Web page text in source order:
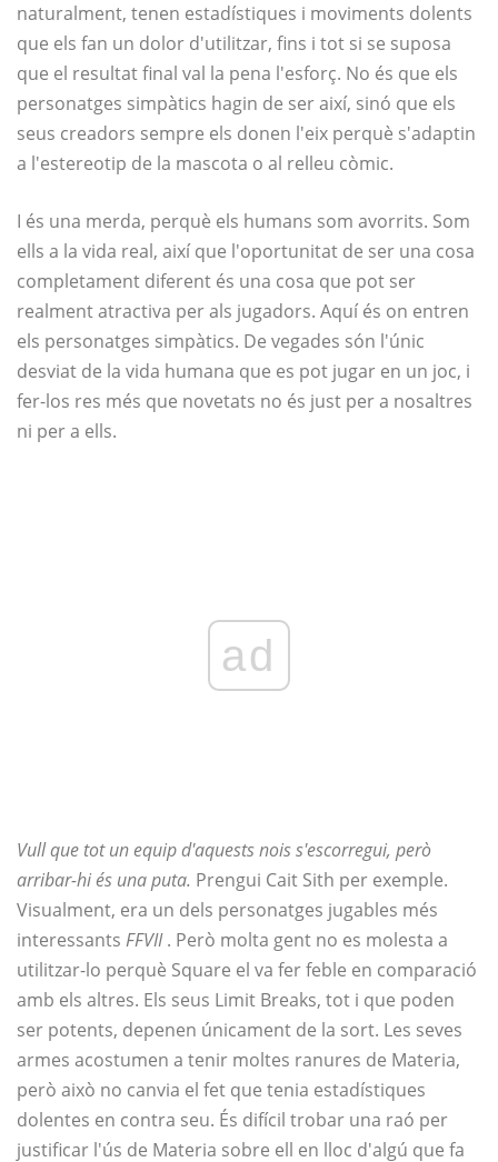
naturalment, tenen estadístiques i moviments dolents
que els fan un dolor d'utilitzar, fins i tot si se suposa
que el resultat final val la pena l'esforç. No és que els
personatges simpàtics hagin de ser així, sinó que els
seus creadors sempre els donen l'eix perquè s'adaptin
a l'estereotip de la mascota o al relleu còmic.
I és una merda, perquè els humans som avorrits. Som
ells a la vida real, així que l'oportunitat de ser una cosa
completament diferent és una cosa que pot ser
realment atractiva per als jugadors. Aquí és on entren
els personatges simpàtics. De vegades són l'únic
desviat de la vida humana que es pot jugar en un joc, i
fer-los res més que novetats no és just per a nosaltres
ni per a ells.
ad
Vull que tot un equip d'aquests nois s'escorregui, però
arribar-hi és una puta. Prengui Cait Sith per exemple.
Visualment, era un dels personatges jugables més
interessants FFVII. Però molta gent no es molesta a
utilitzar-lo perquè Square el va fer feble en comparació
amb els altres. Els seus Limit Breaks, tot i que poden
ser potents, depenen únicament de la sort. Les seves
armes acostumen a tenir moltes ranures de Materia,
però això no canvia el fet que tenia estadístiques
dolentes en contra seu. És difícil trobar una raó per
justificar l'ús de Materia sobre ell en lloc d'algú que fa